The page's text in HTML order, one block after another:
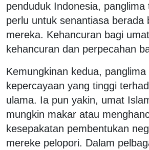
penduduk Indonesia,
perlu untuk senantiasa berada
mereka. Kehancuran bagi
kehancuran dan perpecahan
Kemungkinan kedua, panglima
kepercayaan yang tinggi
ulama. Ia pun yakin, umat
mungkin makar atau
kesepakatan pembentukan
mereke pelopori. Dalam